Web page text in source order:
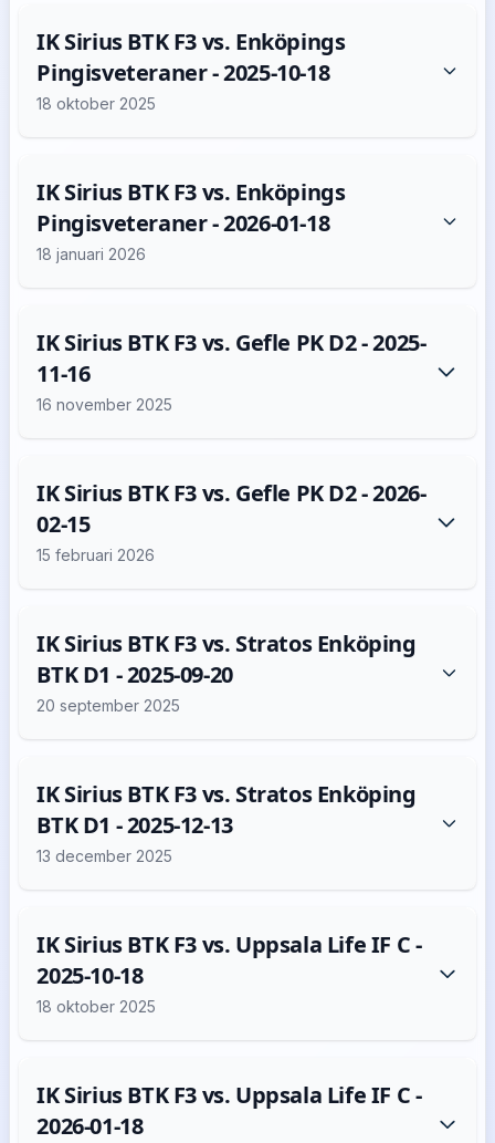
IK Sirius BTK F3 vs. Enköpings
Pingisveteraner - 2025-10-18
18 oktober 2025
IK Sirius BTK F3 vs. Enköpings
Pingisveteraner - 2026-01-18
18 januari 2026
IK Sirius BTK F3 vs. Gefle PK D2 - 2025-
11-16
16 november 2025
IK Sirius BTK F3 vs. Gefle PK D2 - 2026-
02-15
15 februari 2026
IK Sirius BTK F3 vs. Stratos Enköping
BTK D1 - 2025-09-20
20 september 2025
IK Sirius BTK F3 vs. Stratos Enköping
BTK D1 - 2025-12-13
13 december 2025
IK Sirius BTK F3 vs. Uppsala Life IF C -
2025-10-18
18 oktober 2025
IK Sirius BTK F3 vs. Uppsala Life IF C -
2026-01-18